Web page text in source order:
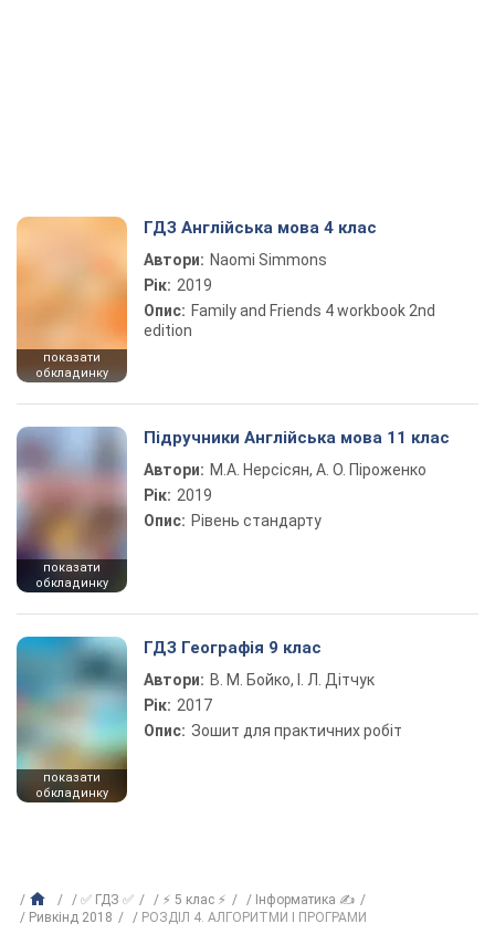
показати
обкладинку
ГДЗ Англійська мова 4 клас
Автори: Naomi Simmons
Рік: 2019
Опис: Family and Friends 4 workbook 2nd
edition
показати
обкладинку
Підручники Англійська мова 11 клас
Автори: М.А. Нерсісян, А. О. Піроженко
Рік: 2019
Опис: Рівень стандарту
показати
обкладинку
ГДЗ Географія 9 клас
Автори: В. М. Бойко, І. Л. Дітчук
Рік: 2017
Опис: Зошит для практичних робіт
✅ ГДЗ ✅ ⚡ 5 клас ⚡
Інформатика ✍
Ривкінд 2018
РОЗДІЛ 4. АЛГОРИТМИ І ПРОГРАМИ